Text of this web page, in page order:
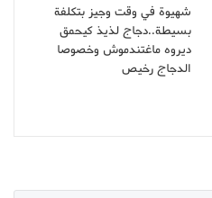
شهيوة في وقت وجيز بتكلفة
بسيطة..دجاج لذيذ كيحمق
ديروه ماغتندموش وخصوصا
الدجاج رخيص